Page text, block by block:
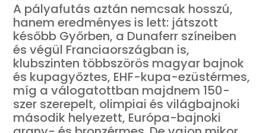
A pályafutás aztán nemcsak hosszú,
hanem eredményes is lett: játszott
később Győrben, a Dunaferr színeiben
és végül Franciaországban is,
klubszinten többszörös magyar bajnok
és kupagyőztes, EHF-kupa-ezüstérmes,
míg a válogatottban majdnem 150-
szer szerepelt, olimpiai és világbajnoki
második helyezett, Európa-bajnoki